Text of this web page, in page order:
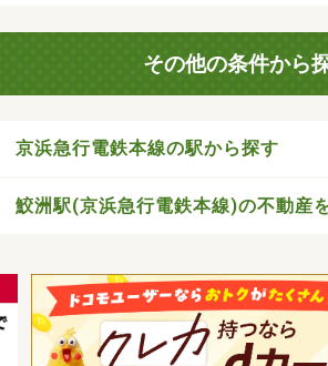
その他の条件から
京浜急行電鉄本線の駅から探す
鮫洲駅(京浜急行電鉄本線)の不動産